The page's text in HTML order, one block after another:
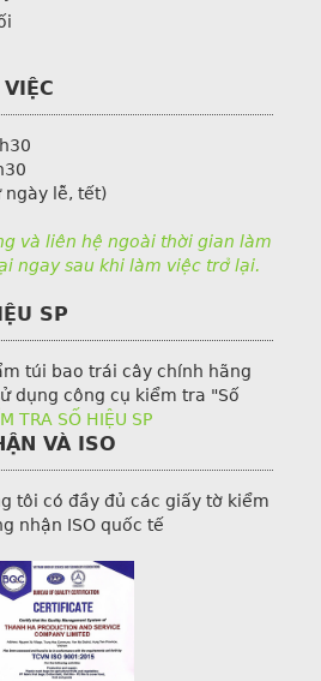
ngày lễ, tết)
và liên hệ ngoài thời gian làm
ngay sau khi làm việc trở lại.
SP
túi bao trái cây chính hãng
dụng công cụ kiểm tra "Số
TRA SỐ HIỆU SP
VÀ ISO
tôi có đầy đủ các giấy tờ kiểm
nhận ISO quốc tế